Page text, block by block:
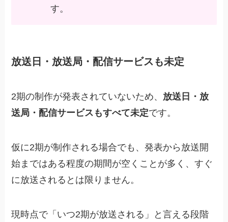
す。
放送日・放送局・配信サービスも未定
2期の制作が発表されていないため、 放送日・放
送局・配信サービスもすべて未定です。
仮に2期が制作される場合でも、発表から放送開
始まではある程度の期間が空くことが多く、すぐ
に放送されるとは限りません。
現時点で「いつ2期が放送される」と言える段階